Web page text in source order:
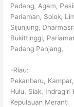
Padang, Agam,
Pariaman, Solok,
Sijunjung,
Bukittinggi,
Padang Panjang,
-Riau:
Pekanbaru,
Hulu, Siak, Indragiri
Kepulauan Meranti